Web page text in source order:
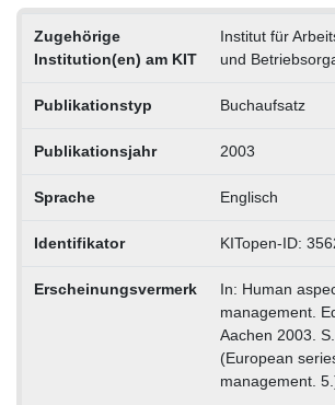
Zugehörige
Institution(en) am KIT
Institut für
und
Publikationstyp Buchaufsatz
Publikationsjahr 2003
Sprache Englisch
Identifikator KITopen-ID:
Erscheinungsvermerk
In: Human
management.
Aachen 2003.
(European
management.